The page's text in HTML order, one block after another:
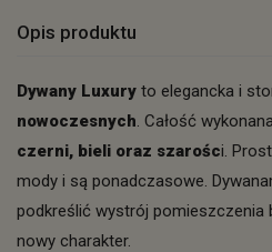
Opis produktu
Dywany Luxury to elegancka i
nowoczesnych. Całość
czerni, bieli oraz szarości.
mody i są ponadczasowe.
podkreślić wystrój pomieszczenia
nowy charakter.